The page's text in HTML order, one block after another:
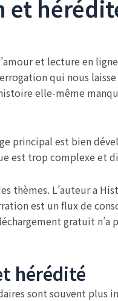
et lecture en
qui nous laisse
elle-même
principal est bien
est trop complexe et
thèmes. L’auteur a
est un flux de
gratuit n’a
hérédité
sont souvent plus